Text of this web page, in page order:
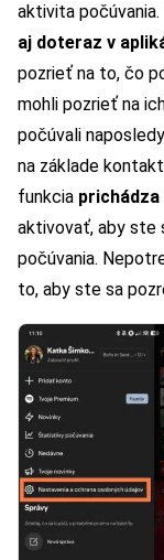
aktivita počúvania.
aj doteraz v
pozrieť na to, čo
mohli pozrieť na
počúvali
na základe
funkcia
aktivovať, aby ste
počúvania.
to, aby ste sa